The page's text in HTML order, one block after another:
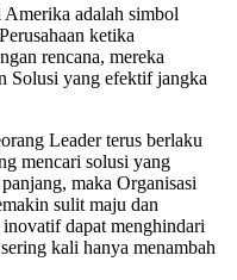
adalah simbol
ketika
rencana, mereka
Solusi yang efektif jangka
Leader terus berlaku
mencari solusi yang
maka Organisasi
sulit maju dan
dapat menghindari
kali hanya menambah